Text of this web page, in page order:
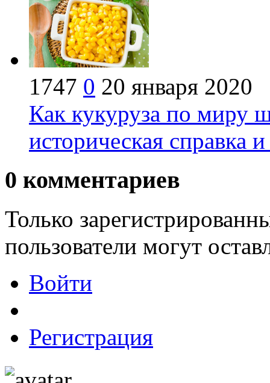
1747 0 20 января 2020
Как кукуруза по миру
историческая справка
0 комментариев
Только
пользователи могут
Войти
Регистрация